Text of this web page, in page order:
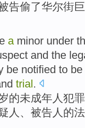
告偷了华尔街
a minor under
and the
be notified to be
trial.
的未成年 人 犯罪
人 、 被告人 的